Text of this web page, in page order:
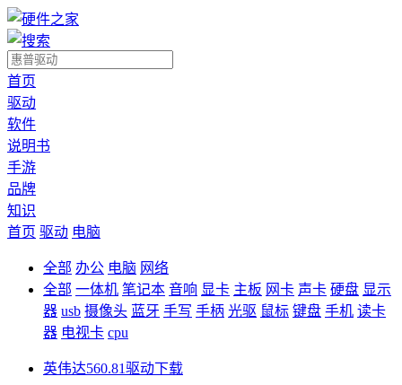
首页
驱动
软件
说明书
手游
品牌
知识
首页 驱动 电脑
全部 办公 电脑 网络
全部 一体机 笔记本 音响 显卡 主板 网卡 声卡 硬盘 显示
器 usb 摄像头 蓝牙 手写 手柄 光驱 鼠标 键盘 手机 读卡
器 电视卡 cpu
英伟达560.81驱动下载